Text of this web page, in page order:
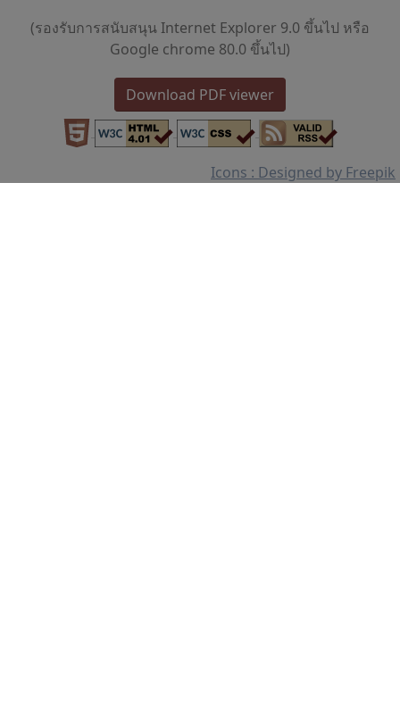
(รองรับการสนับสนุน Internet Explorer 9.0 ขึ้นไป หรือ
Google chrome 80.0 ขึ้นไป)
Download PDF viewer
Icons : Designed by Freepik